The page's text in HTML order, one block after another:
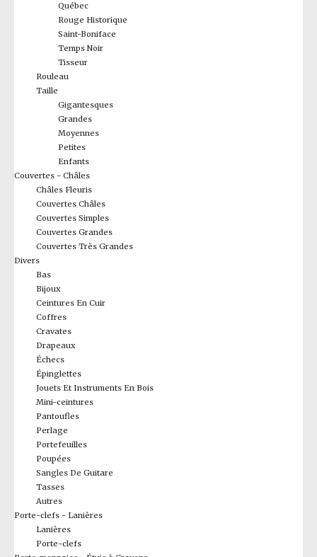
Québec
Rouge Historique
Saint-Boniface
Temps Noir
Tisseur
Rouleau
Taille
Gigantesques
Grandes
Moyennes
Petites
Enfants
Couvertes - Châles
Châles Fleuris
Couvertes Châles
Couvertes Simples
Couvertes Grandes
Couvertes Très Grandes
Divers
Bas
Bijoux
Ceintures En Cuir
Coffres
Cravates
Drapeaux
Échecs
Épinglettes
Jouets Et Instruments En Bois
Mini-ceintures
Pantoufles
Perlage
Portefeuilles
Poupées
Sangles De Guitare
Tasses
Autres
Porte-clefs - Lanières
Lanières
Porte-clefs